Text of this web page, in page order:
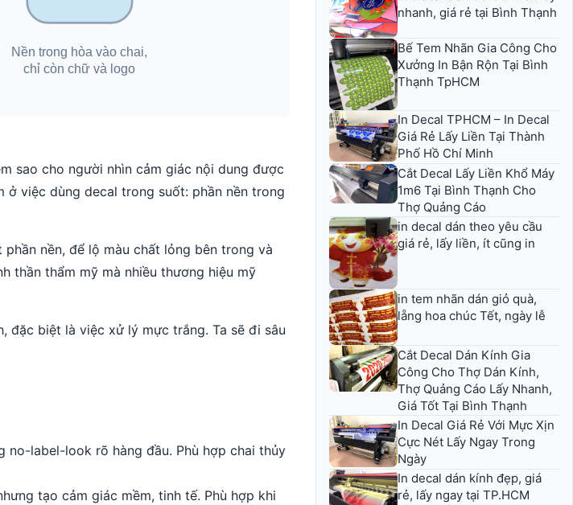
sao cho người nhìn cảm giác nội dung được
ở việc dùng decal trong suốt: phần nền trong
nền, để lộ màu chất lỏng bên trong và
thần thẩm mỹ mà nhiều thương hiệu mỹ
đặc biệt là việc xử lý mực trắng. Ta sẽ đi sâu
no-label-look rõ hàng đầu. Phù hợp chai thủy
tạo cảm giác mềm, tinh tế. Phù hợp khi
nhanh, giá rẻ tại Bình Thạnh
Bế Tem Nhãn Gia Công Cho
Xưởng In Bận Rộn Tại Bình
Thạnh TpHCM
In Decal TPHCM – In Decal
Giá Rẻ Lấy Liền Tại Thành
Phố Hồ Chí Minh
Cắt Decal Lấy Liền Khổ Máy
1m6 Tại Bình Thạnh Cho
Thợ Quảng Cáo
in decal dán theo yêu cầu
giá rẻ, lấy liền, ít cũng in
in tem nhãn dán giỏ quà,
lẵng hoa chúc Tết, ngày lễ
Cắt Decal Dán Kính Gia
Công Cho Thợ Dán Kính,
Thợ Quảng Cáo Lấy Nhanh,
Giá Tốt Tại Bình Thạnh
In Decal Giá Rẻ Với Mực Xịn
Cực Nét Lấy Ngay Trong
Ngày
In decal dán kính đẹp, giá
rẻ, lấy ngay tại TP.HCM